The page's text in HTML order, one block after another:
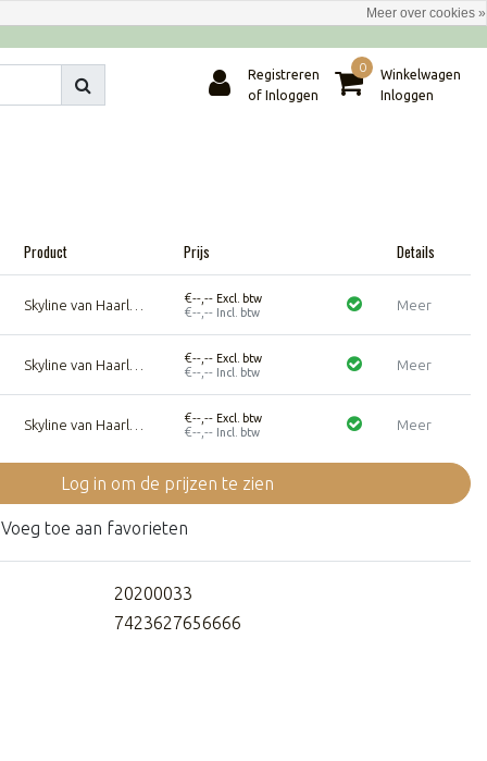
Registreren
of Inloggen
0
Winkelwagen
Inloggen
Product Prijs Details
€--,-- Excl. btw
€--,-- Incl. btw
Meer
€--,-- Excl. btw
€--,-- Incl. btw
Meer
€--,-- Excl. btw
€--,-- Incl. btw
Meer
Log in om de prijzen te zien
Voeg toe aan favorieten
20200033
7423627656666
Meer over cookies »